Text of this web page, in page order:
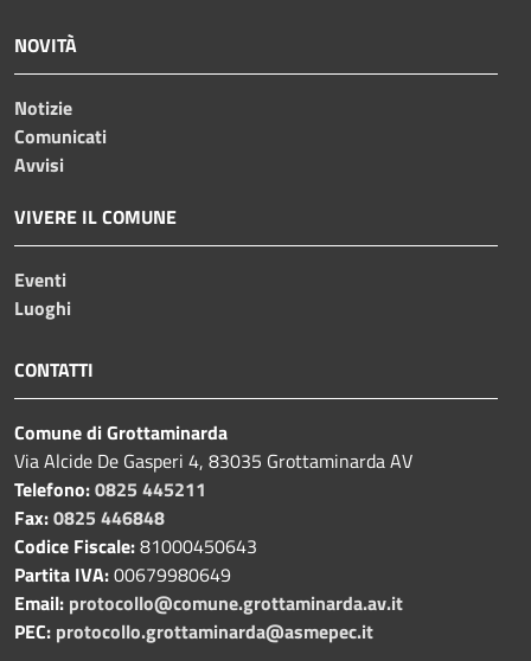
NOVITÀ
Notizie
Comunicati
Avvisi
VIVERE IL COMUNE
Eventi
Luoghi
CONTATTI
Comune di Grottaminarda
Via Alcide De Gasperi 4, 83035 Grottaminarda AV
Telefono:0825 445211
Fax:0825 446848
Codice Fiscale:81000450643
Partita IVA:00679980649
Email: protocollo@comune.grottaminarda.av.it
PEC: protocollo.grottaminarda@asmepec.it